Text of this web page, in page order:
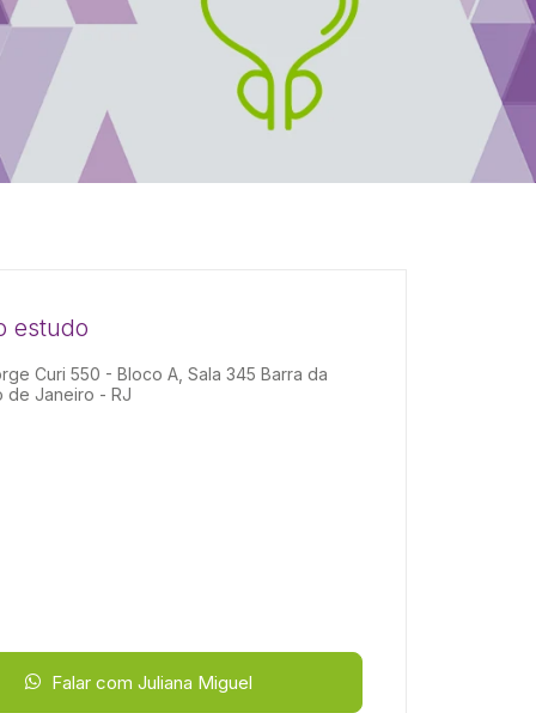
estudo
Curi 550 - Bloco A, Sala 345 Barra da
de Janeiro - RJ
Falar com Juliana Miguel